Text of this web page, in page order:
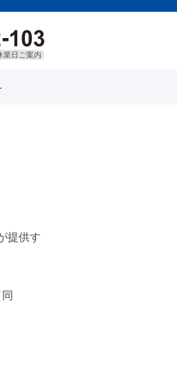
業日ご案内
提供す